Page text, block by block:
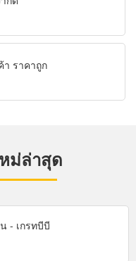
า ราคาถูก
ม่ล่าสุด
- เกรทบีบี